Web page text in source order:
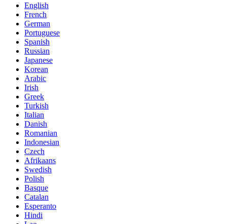
English
French
German
Portuguese
Spanish
Russian
Japanese
Korean
Arabic
Irish
Greek
Turkish
Italian
Danish
Romanian
Indonesian
Czech
Afrikaans
Swedish
Polish
Basque
Catalan
Esperanto
Hindi